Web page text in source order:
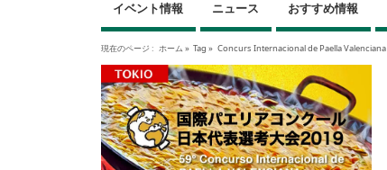
イベント情報 ニュース おすすめ情報
現在のページ : ホーム » Tag » Concurs Internacional de Paella Valenciana